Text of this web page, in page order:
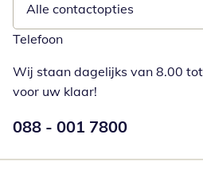
Alle contactopties
Telefoon
Wij staan dagelijks van 8.00
voor uw klaar!
Telefoonnummer:
088 - 001 7800